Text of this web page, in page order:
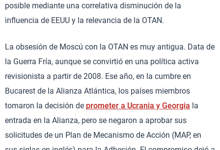
posible mediante una correlativa disminución de la
influencia de EEUU y la relevancia de la OTAN.
La obsesión de Moscú con la OTAN es muy antigua. Data de
la Guerra Fría, aunque se convirtió en una política activa
revisionista a partir de 2008. Ese año, en la cumbre en
Bucarest de la Alianza Atlántica, los países miembros
tomaron la decisión de prometer a Ucrania y Georgia la
entrada en la Alianza, pero se negaron a aprobar sus
solicitudes de un Plan de Mecanismo de Acción (MAP, en